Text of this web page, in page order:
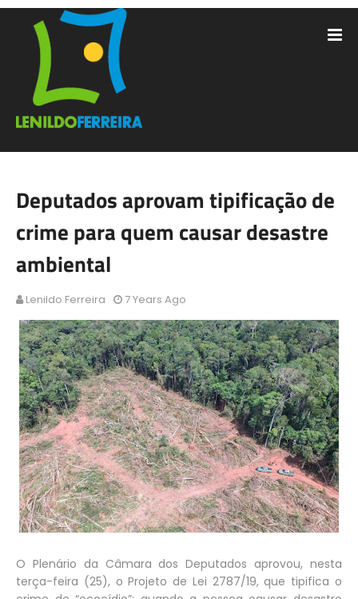
Deputados aprovam tipificação de
crime para quem causar desastre
ambiental
Lenildo Ferreira 7 Years Ago
O Plenário da Câmara dos Deputados aprovou, nesta
terça-feira (25), o Projeto de Lei 2787/19, que tipifica o